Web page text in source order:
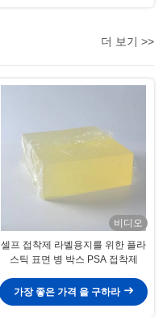
더 보기 >>
비디오
셀프 접착제 라벨용지를 위한 플라
스틱 표면 병 박스 PSA 접착제
가장 좋은 가격 을 구하라